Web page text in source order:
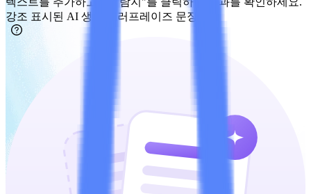
강조 표시된 AI 생성/패러프레이즈 문장